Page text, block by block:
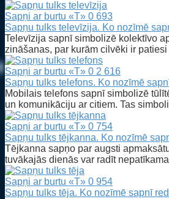
Sapņi ar burtu «T» 0 693
Sapņu tulks televīzija. Ko nozīmē
Televīzija sapnī simbolizē kolektīvo
zināšanas, par kurām cilvēki ir
Sapņi ar burtu «T» 0 2 616
Sapņu tulks telefons. Ko nozīmē
Mobilais telefons sapnī simbolizē
un komunikāciju ar citiem. Tas
Sapņi ar burtu «T» 0 754
Sapņu tulks tējkanna. Ko nozīmē
Tējkanna sapņo par augsti
tuvākajās dienās var radīt
Sapņi ar burtu «T» 0 954
Sapņu tulks tēja. Ko nozīmē sapnī